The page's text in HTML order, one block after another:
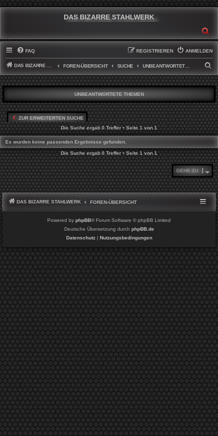
DAS BIZARRE STAHLWERK
FAQ ANMELDEN
REGISTRIEREN
DAS BIZARRE STAHLWERK FOREN-ÜBERSICHT SUCHE
U
C
H
E
UNBEANTWORTETE THEMEN
ZUR ERWEITERTEN SUCHE
Die Suche ergab 0 Treffer • Seite1von1
Es wurden keine passenden Ergebnisse gefunden.
Die Suche ergab 0 Treffer • Seite1von1
GEHE ZU
DAS BIZARRE STAHLWERK FOREN-ÜBERSICHT
Powered by phpBB® Forum Software © phpBB Limited
Deutsche Übersetzung durch phpBB.de
Datenschutz| Nutzungsbedingungen